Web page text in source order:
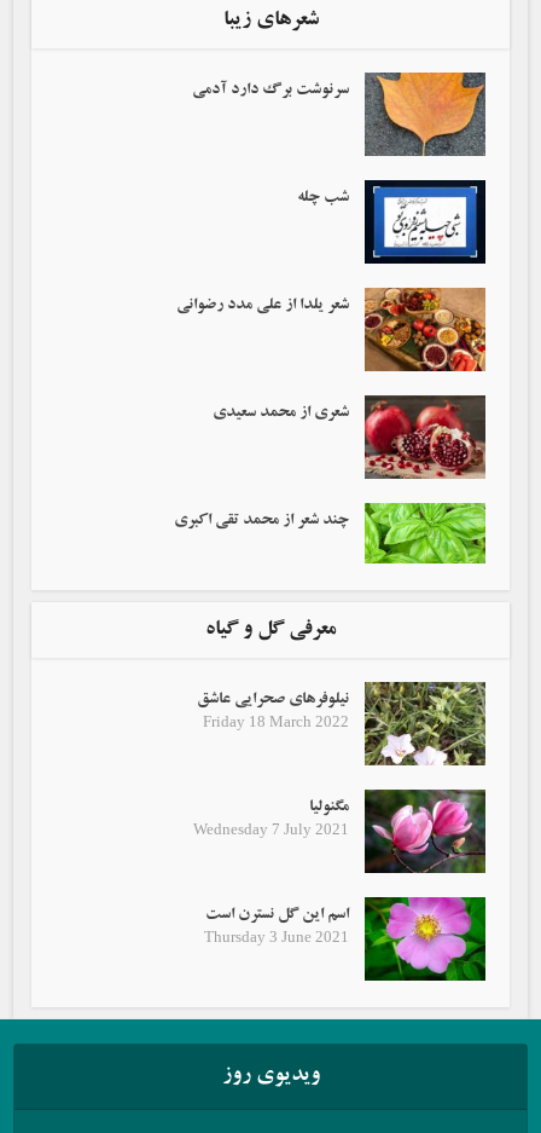
شعرهای زیبا
سرنوشت برگ دارد آدمی‌
شب چله
شعر یلدا از علی مدد رضوانی
شعری از محمد سعیدی
چند شعر از محمد تقی اکبری
معرفی گل و گیاه
نیلوفرهای صحرایی عاشق
Friday 18 March 2022
مگنولیا
Wednesday 7 July 2021
اسم این گل نسترن است
Thursday 3 June 2021
ویدیوی روز